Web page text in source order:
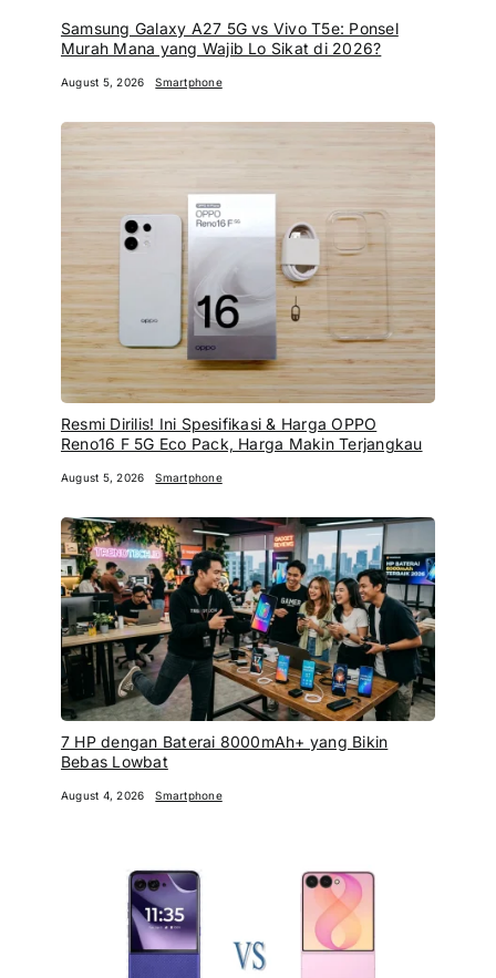
Samsung Galaxy A27 5G vs Vivo T5e: Ponsel
Murah Mana yang Wajib Lo Sikat di 2026?
August 5, 2026 Smartphone
Resmi Dirilis! Ini Spesifikasi & Harga OPPO
Reno16 F 5G Eco Pack, Harga Makin Terjangkau
August 5, 2026 Smartphone
7 HP dengan Baterai 8000mAh+ yang Bikin
Bebas Lowbat
August 4, 2026 Smartphone